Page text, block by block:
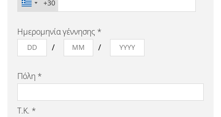
Ημερομηνία γέννησης *
Πόλη *
Τ.Κ. *